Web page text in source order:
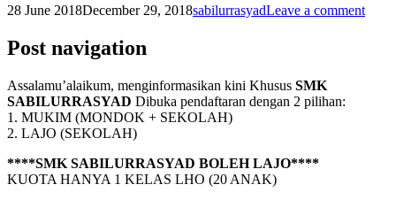
28 June 2018December 29, 2018sabilurrasyadLeave a comment
Post navigation
Assalamu’alaikum, menginformasikan kini Khusus SMK
SABILURRASYAD Dibuka pendaftaran dengan 2 pilihan:
1. MUKIM (MONDOK + SEKOLAH)
2. LAJO (SEKOLAH)
****SMK SABILURRASYAD BOLEH LAJO****
KUOTA HANYA 1 KELAS LHO (20 ANAK)